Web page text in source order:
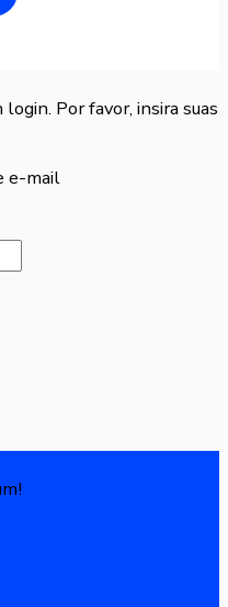
Por favor, insira suas
e-mail